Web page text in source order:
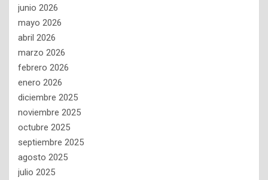
junio 2026
mayo 2026
abril 2026
marzo 2026
febrero 2026
enero 2026
diciembre 2025
noviembre 2025
octubre 2025
septiembre 2025
agosto 2025
julio 2025